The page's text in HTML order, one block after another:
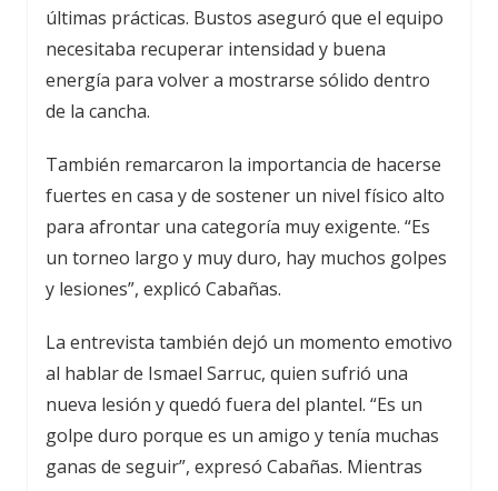
últimas prácticas. Bustos aseguró que el equipo
necesitaba recuperar intensidad y buena
energía para volver a mostrarse sólido dentro
de la cancha.
También remarcaron la importancia de hacerse
fuertes en casa y de sostener un nivel físico alto
para afrontar una categoría muy exigente. “Es
un torneo largo y muy duro, hay muchos golpes
y lesiones”, explicó Cabañas.
La entrevista también dejó un momento emotivo
al hablar de Ismael Sarruc, quien sufrió una
nueva lesión y quedó fuera del plantel. “Es un
golpe duro porque es un amigo y tenía muchas
ganas de seguir”, expresó Cabañas. Mientras